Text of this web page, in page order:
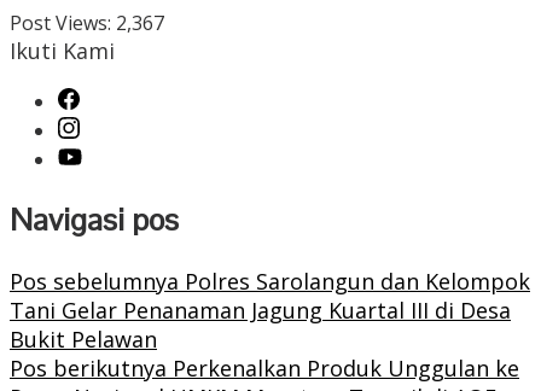
Post Views: 2,367
Ikuti Kami
Navigasi pos
Pos sebelumnya Polres Sarolangun dan Kelompok
Tani Gelar Penanaman Jagung Kuartal III di Desa
Bukit Pelawan
Pos berikutnya Perkenalkan Produk Unggulan ke